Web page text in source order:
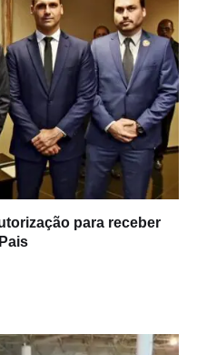
para receber